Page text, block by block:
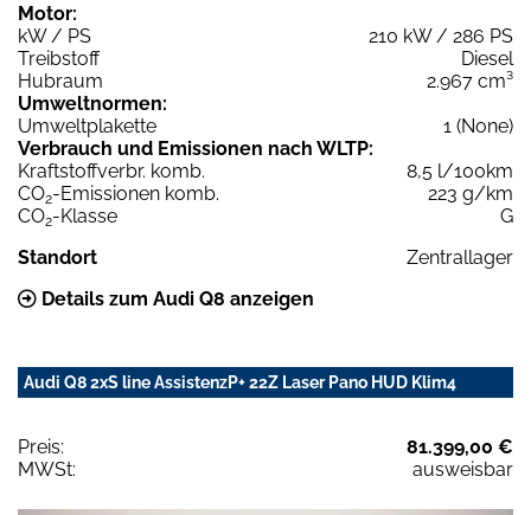
Motor:
kW / PS
210 kW / 286 PS
Treibstoff
Diesel
Hubraum
2.967 cm³
Umweltnormen:
Umweltplakette
1 (None)
Verbrauch und Emissionen nach WLTP:
Kraftstoffverbr. komb.
8,5 l/100km
CO2-Emissionen komb.
223 g/km
CO2-Klasse
G
Standort
Zentrallager
Details zum Audi Q8 anzeigen
Audi Q8 2xS line AssistenzP+ 22Z Laser Pano HUD Klim4
Preis:
81.399,00 €
MWSt:
ausweisbar